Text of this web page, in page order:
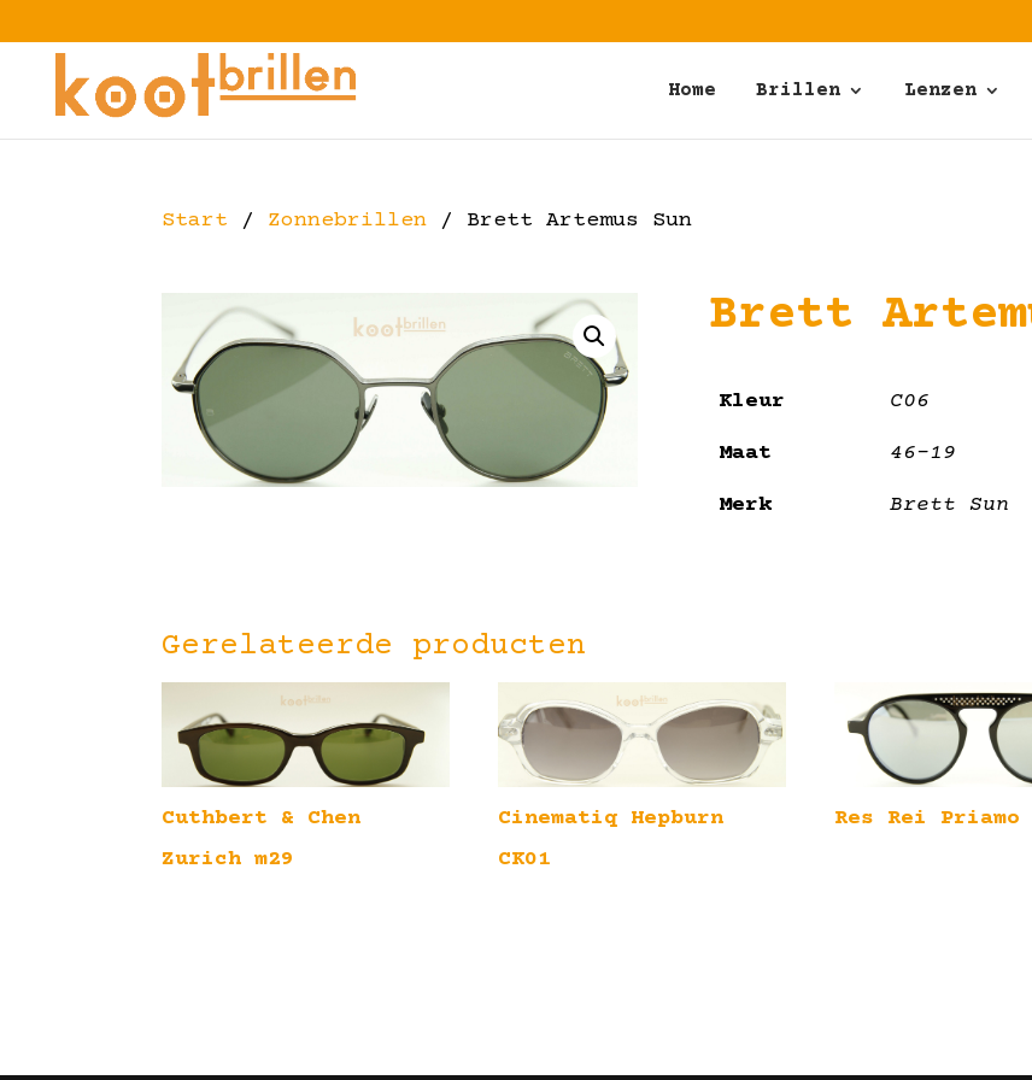
Home Brillen Lenzen
Start / Zonnebrillen / Brett Artemus Sun
Brett
Kleur C06
Maat 46-19
Merk Brett Sun
Gerelateerde producten
Cuthbert & Chen
Zurich m29
Cinematiq Hepburn
CK01
Res Rei Priamo